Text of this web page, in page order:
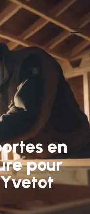
en
pour